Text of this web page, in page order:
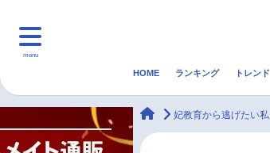
menu
HOME ランキング トレンド
animateTimes
妃教育から逃げたい私